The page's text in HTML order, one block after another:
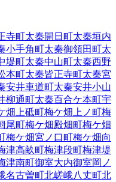
寺町太秦開日町太秦垣内
小手角町太秦御領田町太
堤町太秦中山町太秦西野
本町太秦皆正寺町太秦宮
安井車道町太秦安井小山
柳通町太秦百合ケ本町宇
畑上砥町梅ケ畑上ノ町梅
尾町梅ケ畑殿畑町梅ケ畑
梅ケ畑宮ノ口町梅ケ畑向
津高畝町梅津段町梅津堤
津南町御室大内御室岡ノ
名古曽町北嵯峨八丈町北